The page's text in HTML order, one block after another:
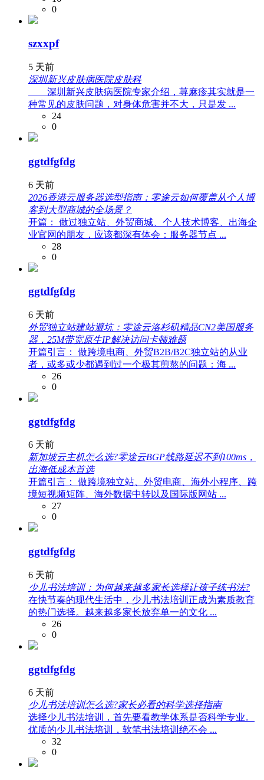
0
szxxpf
5 天前
深圳新兴皮肤病医院皮肤科
深圳新兴皮肤病医院专家介绍，荨麻疹其实就是一
种常见的皮肤问题，对身体危害并不大，只是发 ...
24
0
ggtdfgfdg
6 天前
2026香港云服务器选型指南：零途云如何覆盖从个人博
客到大型商城的全场景？
开篇： 做过独立站、外贸商城、个人技术博客、出海企
业官网的朋友，应该都深有体会：服务器节点 ...
28
0
ggtdfgfdg
6 天前
外贸独立站建站避坑：零途云洛杉矶精品CN2美国服务
器，25M带宽原生IP解决访问卡顿难题
开篇引言： 做跨境电商、外贸B2B/B2C独立站的从业
者，或多或少都遇到过一个极其煎熬的问题：海 ...
26
0
ggtdfgfdg
6 天前
新加坡云主机怎么选?零途云BGP线路延迟不到100ms，
出海低成本首选
开篇引言： 做跨境独立站、外贸电商、海外小程序、跨
境短视频矩阵、海外数据中转以及国际版网站 ...
27
0
ggtdfgfdg
6 天前
少儿书法培训：为何越来越多家长选择让孩子练书法?
在快节奏的现代生活中，少儿书法培训正成为素质教育
的热门选择。越来越多家长放弃单一的文化 ...
26
0
ggtdfgfdg
6 天前
少儿书法培训怎么选?家长必看的科学选择指南
选择少儿书法培训，首先要看教学体系是否科学专业。
优质的少儿书法培训，软笔书法培训绝不会 ...
32
0